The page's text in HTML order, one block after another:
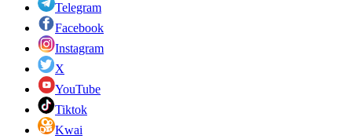
Telegram
Facebook
Instagram
X
YouTube
Tiktok
Kwai